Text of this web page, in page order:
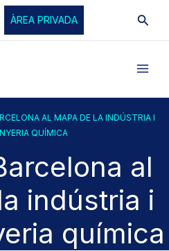
ÀREA PRIVADA
AL MAPA DE LA INDÚSTRIA I
QUÍMICA
al
indústria i
química